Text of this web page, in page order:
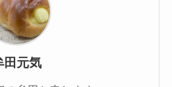
の牟田と申します。